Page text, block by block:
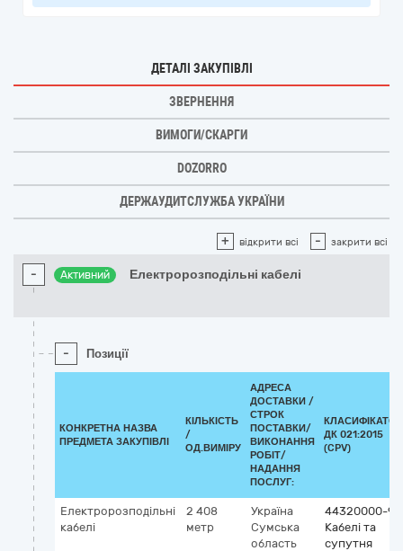
ДЕТАЛІ ЗАКУПІВЛІ
ЗВЕРНЕННЯ
ВИМОГИ/СКАРГИ
DOZORRO
ДЕРЖАУДИТСЛУЖБА УКРАЇНИ
+ відкрити всі - закрити всі
- Активний Електророзподільні кабелі
- Позиції
КОНКРЕТНА НАЗВА
ПРЕДМЕТА ЗАКУПІВЛІ
КІЛЬКІСТЬ
/
ОД.ВИМІРУ
АДРЕСА
ДОСТАВКИ /
СТРОК
ПОСТАВКИ/
ВИКОНАННЯ
РОБІТ/
НАДАННЯ
ПОСЛУГ:
КЛАСИФІКАТОР
ДК 021:2015
(CPV)
Електророзподільні
кабелі
2 408
метр
Україна
Сумська
область
44320000-9
Кабелі та
супутня